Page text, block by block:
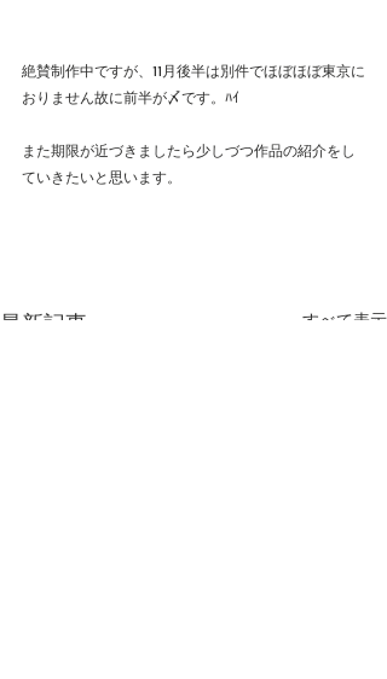
絶賛制作中ですが、11月後半は別件でほぼほぼ東京に
おりません故に前半が〆です。ﾊｲ
また期限が近づきましたら少しづつ作品の紹介をし
ていきたいと思います。
最新記事 すべて表示